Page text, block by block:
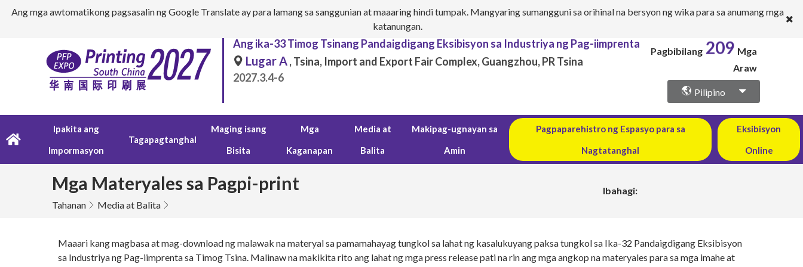
Ang mga awtomatikong pagsasalin ng Google Translate ay para lamang sa sanggunian at maaaring hindi tumpak. Mangyaring sumangguni sa orihinal na bersyon ng wika para sa anumang mga
katanungan.
Ang ika-33 Timog Tsinang Pandaigdigang Eksibisyon sa Industriya ng Pag-iimprenta
Lugar A, Tsina, Import and Export Fair Complex, Guangzhou, PR Tsina
2027.3.4-6
Pagbibilang 209 Mga
Araw
Pilipino
Ipakita ang
Impormasyon
Tagapagtanghal
Maging isang
Bisita
Mga
Kaganapan
Media at
Balita
Makipag-ugnayan sa
Amin
Pagpaparehistro ng Espasyo para sa
Nagtatanghal
Eksibisyon
Online
Mga Materyales sa Pagpi-print
Tahanan Media at Balita
Ibahagi:
Maaari kang magbasa at mag-download ng malawak na materyal sa pamamahayag tungkol sa lahat ng kasalukuyang paksa tungkol sa Ika-32 Pandaigdigang Eksibisyon
sa Industriya ng Pag-iimprenta sa Timog Tsina. Malinaw na makikita rito ang lahat ng mga press release pati na rin ang mga angkop na materyales para sa mga imahe at